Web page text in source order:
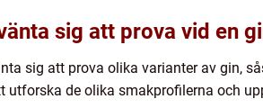
sig att prova vid en
sig att prova olika varianter av gin,
utforska de olika smakprofilerna och